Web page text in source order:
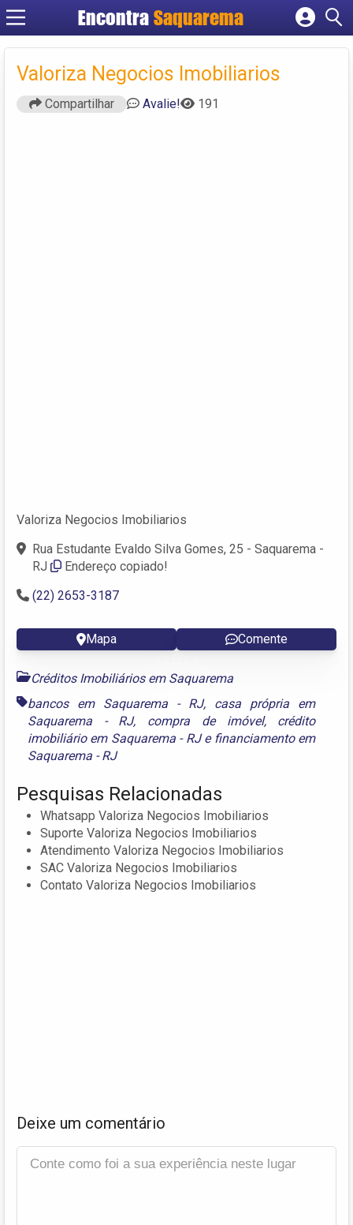
Encontra Saquarema
Cadastrar empresa
Criar conta
Valoriza Negocios Imobiliarios
Compartilhar Avalie! 191
Valoriza Negocios Imobiliarios
Rua Estudante Evaldo Silva Gomes, 25 - Saquarema -
RJ
Endereço copiado!
(22) 2653-3187
Mapa Comente
Créditos Imobiliários em Saquarema
bancos em Saquarema - RJ, casa própria em
Saquarema - RJ, compra de imóvel, crédito
imobiliário em Saquarema - RJe financiamento em
Saquarema - RJ
Pesquisas Relacionadas
Whatsapp Valoriza Negocios Imobiliarios
Suporte Valoriza Negocios Imobiliarios
Atendimento Valoriza Negocios Imobiliarios
SAC Valoriza Negocios Imobiliarios
Contato Valoriza Negocios Imobiliarios
Deixe um comentário